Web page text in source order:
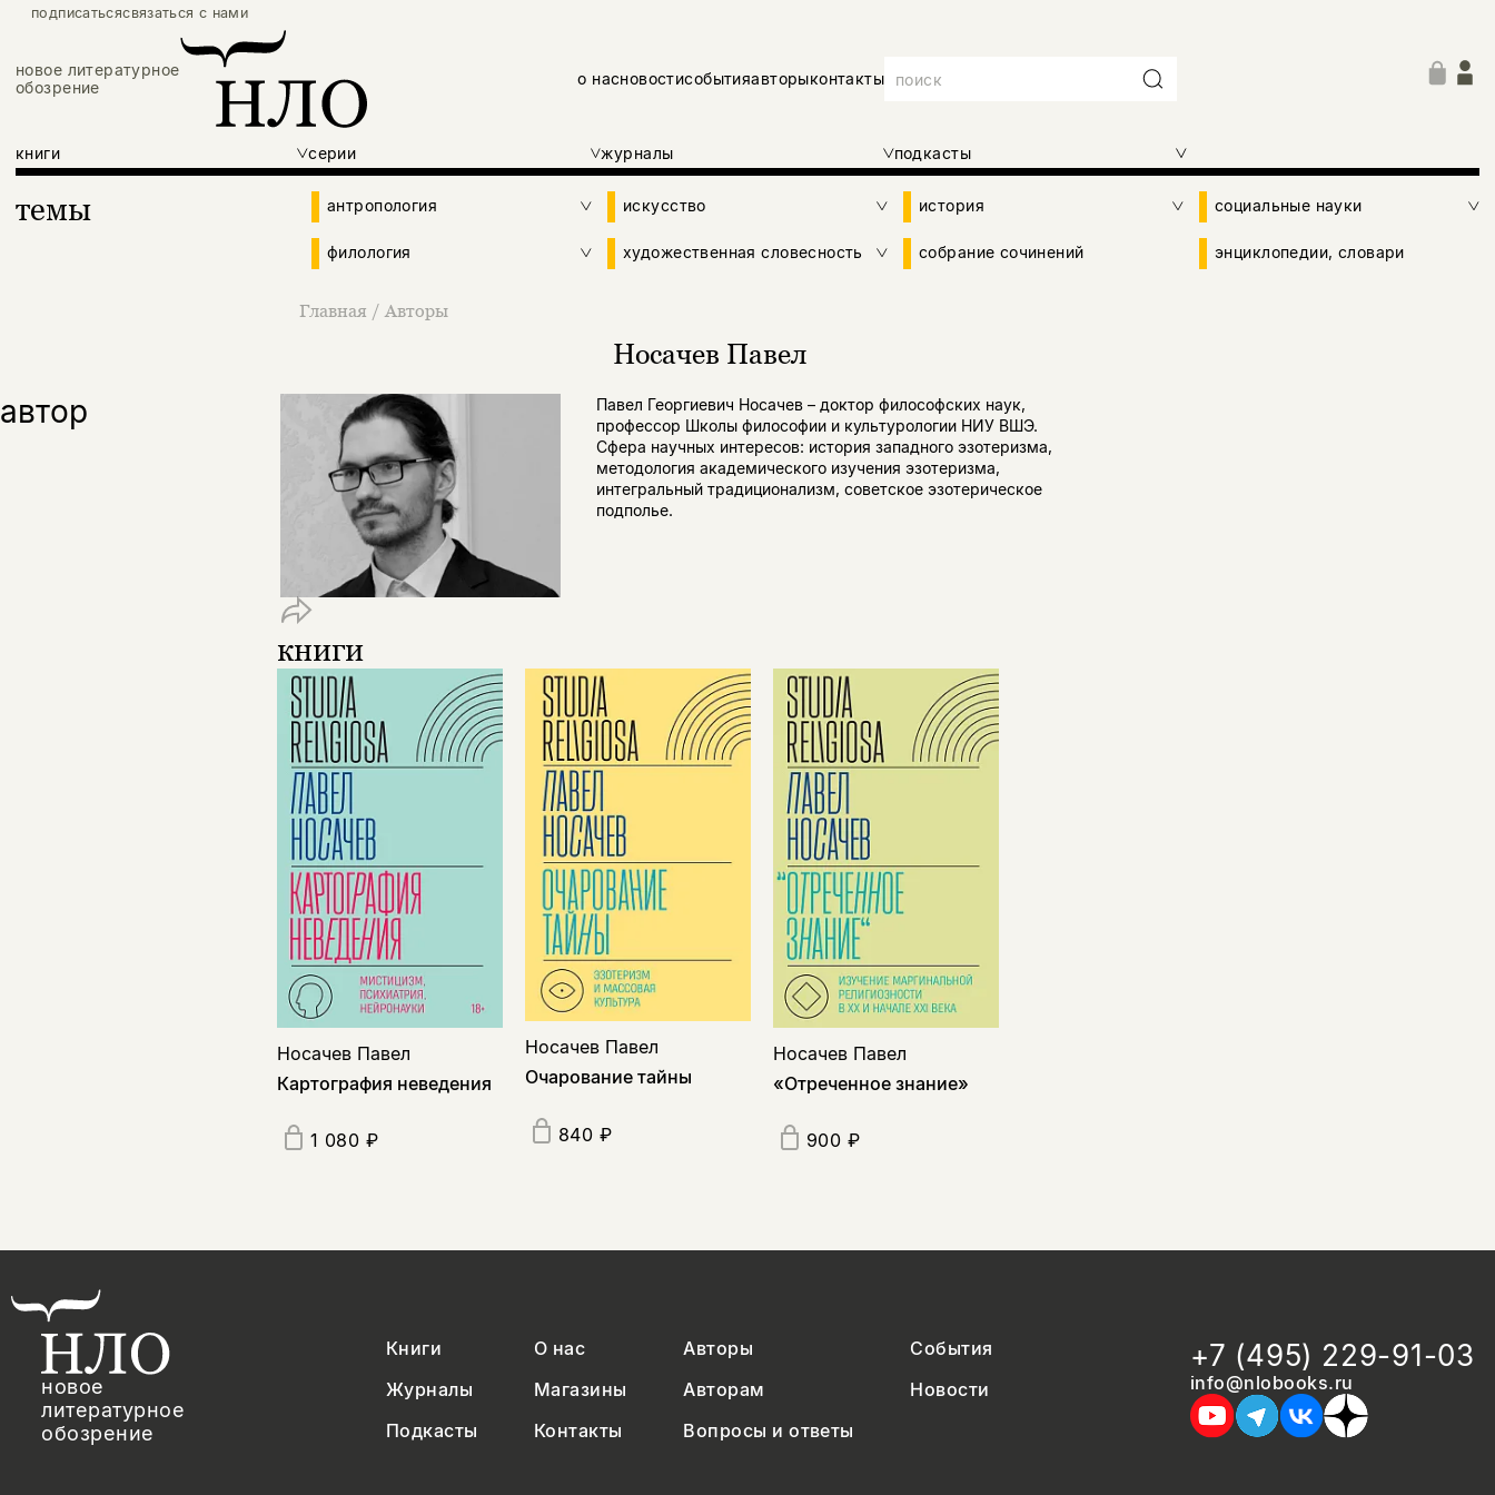
подписатьсясвязаться с нами
новое литературное
обозрение
о насновостисобытияавторыконтакты
книги серии журналы подкасты
темы антропология искусство история социальные науки
филология художественная словесность собрание сочинений энциклопедии, словари
Главная / Авторы
Носачев Павел
автор
Павел Георгиевич Носачев – доктор философских наук,
профессор Школы философии и культурологии НИУ ВШЭ.
Сфера научных интересов: история западного эзотеризма,
методология академического изучения эзотеризма,
интегральный традиционализм, советское эзотерическое
подполье.
книги
Носачев Павел
Картография неведения
1 080 ₽
Носачев Павел
Очарование тайны
840 ₽
Носачев Павел
«Отреченное знание»
900 ₽
новое
литературное
обозрение
Книги О нас Авторы
События
Журналы
Магазины Авторам
Новости
Подкасты
Контакты Вопросы и ответы
+7 (495) 229-91-03
info@nlobooks.ru